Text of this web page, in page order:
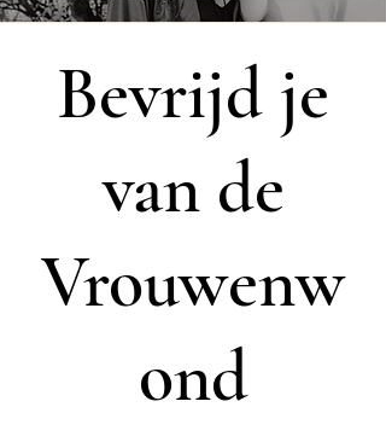
Bevrijd je
van de
Vrouwenw
ond